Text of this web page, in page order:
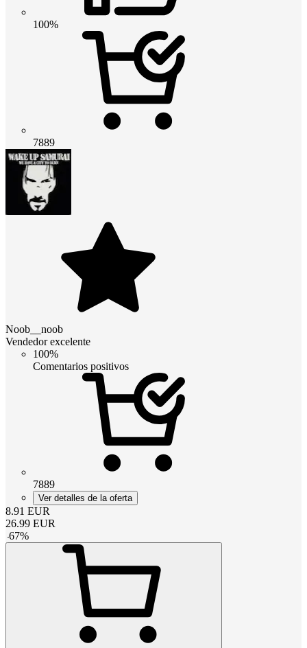
100%
7889
Noob__noob
Vendedor excelente
100%
Comentarios positivos
7889
Ver detalles de la oferta
8.91 EUR
26.99 EUR
-67%